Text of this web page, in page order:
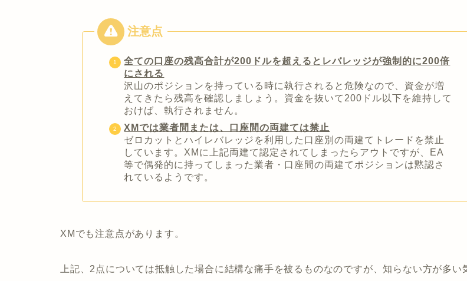
全ての口座の残高合計が200ドルを超えるとレバレッジが強制的に200倍
にされる
沢山のポジションを持っている時に執行されると危険なので、資金が増
えてきたら残高を確認しましょう。資金を抜いて200ドル以下を維持して
おけば、執行されません。
XMでは業者間または、口座間の両建ては禁止
ゼロカットとハイレバレッジを利用した口座別の両建てトレードを禁止
しています。XMに上記両建て認定されてしまったらアウトですが、EA
等で偶発的に持ってしまった業者・口座間の両建てポジションは黙認さ
れているようです。
XMでも注意点があります。
上記、2点については抵触した場合に結構な痛手を被るものなのですが、知らない方が多い